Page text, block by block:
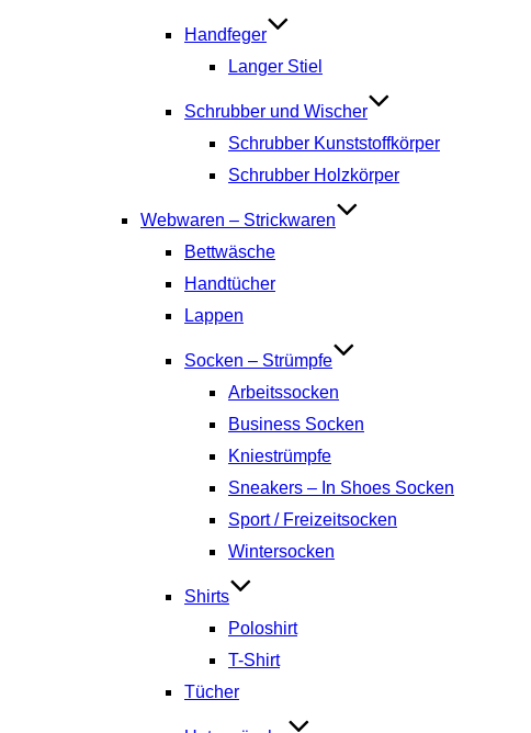
Handfeger
Langer Stiel
Schrubber und Wischer
Schrubber Kunststoffkörper
Schrubber Holzkörper
Webwaren – Strickwaren
Bettwäsche
Handtücher
Lappen
Socken – Strümpfe
Arbeitssocken
Business Socken
Kniestrümpfe
Sneakers – In Shoes Socken
Sport / Freizeitsocken
Wintersocken
Shirts
Poloshirt
T-Shirt
Tücher